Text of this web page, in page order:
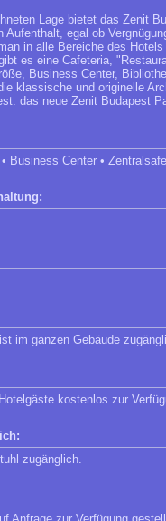
Lage bietet das Zenit
Aufenthalt, egal ob
in alle Bereiche des
es eine Cafeteria,
Business Center,
klassische und originelle
das neue Zenit Budapest
Business Center • Zentralsafe
im ganzen Gebäude
kostenlos zur
zugänglich.